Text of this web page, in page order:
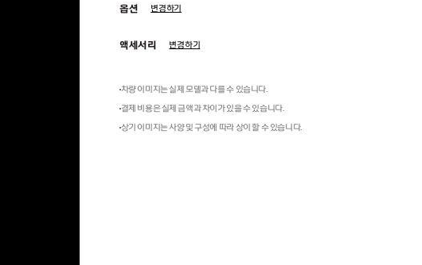
옵션 변경하기
액세서리 변경하기
차량 이미지는 실제 모델과 다를 수 있습니다.
결제 비용은 실제 금액과 차이가 있을 수 있습니다.
상기 이미지는 사양 및 구성에 따라 상이 할 수 있습니다.